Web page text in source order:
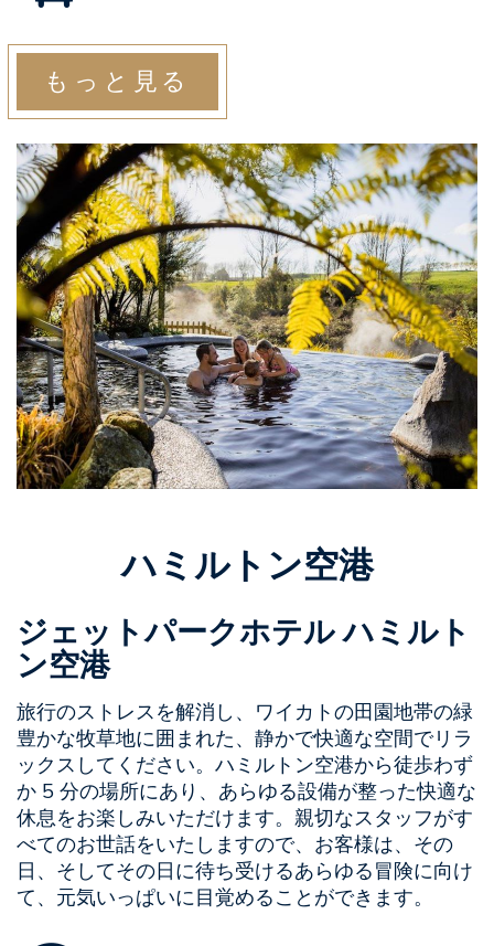
もっと見る
ハミルトン空港
ジェットパークホテル ハミルト
ン空港
旅行のストレスを解消し、ワイカトの田園地帯の緑
豊かな牧草地に囲まれた、静かで快適な空間でリラ
ックスしてください。ハミルトン空港から徒歩わず
か 5 分の場所にあり、あらゆる設備が整った快適な
休息をお楽しみいただけます。親切なスタッフがす
べてのお世話をいたしますので、お客様は、その
日、そしてその日に待ち受けるあらゆる冒険に向け
て、元気いっぱいに目覚めることができます。